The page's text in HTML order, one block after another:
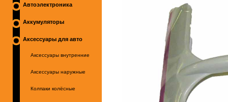
Автоэлектроника
Аккумуляторы
Аксессуары для авто
Аксессуары внутренние
Аксессуары наружные
Колпаки колёсные